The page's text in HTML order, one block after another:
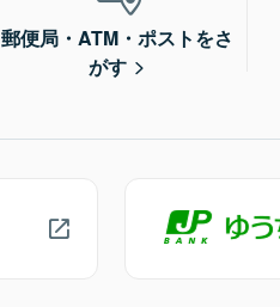
郵便局・ATM・ポストをさ
がす